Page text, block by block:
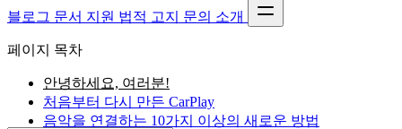
블로그 문서 지원 법적 고지 문의 소개
페이지 목차
안녕하세요, 여러분!
처음부터 다시 만든 CarPlay
음악을 연결하는 10가지 이상의 새로운 방법